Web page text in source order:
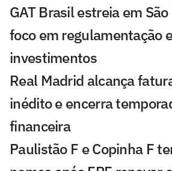
GAT Brasil estreia em
foco em regulamentação
investimentos
Real Madrid alcança
inédito e encerra
financeira
Paulistão F e Copinha F